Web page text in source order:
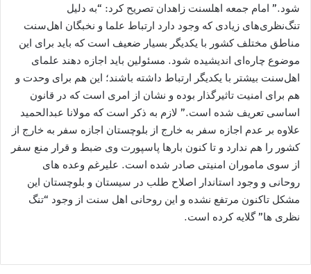
شود.” امام جمعه اهلسنت زاهدان تصریح کرد: “به دلیل
تنگ‌نظری‌های زیادی که وجود دارد ارتباط علما و نخبگان اهل‌سنت
مناطق مختلف کشور با یکدیگر بسیار ضعیف است که باید برای این
موضوع چاره‌ای اندیشیده شود. مسئولین باید اجازه دهند علمای
اهل‌سنت بیشتر با یکدیگر ارتباط داشته باشند؛ این هم برای وحدت و
هم برای امنیت تاثیرگذار بوده و نشان از امری است که در قانون
اساسی تعریف شده است.” لازم به ذکر است که مولانا عبدالحمید
علاوه بر عدم اجازه سفر به خارج از بلوچستان اجازه سفر به خارج از
کشور را هم ندارد و تا کنون بارها پاسپورت وی ضبط و قرار منع سفر
از سوی ماموران امنیتی صادر شده است. علیرغم وعده های
روحانی و وجود استاندار اصلاح طلب در سیستان و بلوچستان این
مشکل تاکنون مرتفع نشده و این روحانی اهل سنت از وجود “تنگ
نظری ها” گلایه کرده است.